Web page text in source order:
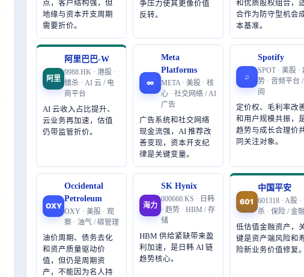
点，客户结构强，但
地缘与资本开支周期
需要折价。
争压力使其更像价值
反转。
和优质股权组合，
合作为防守型机会
本基准。
阿里
阿里巴巴-W
9988.HK · 港股 ·
错杀 · AI 云 / 电
商平台
AI 云收入占比提升、
云业务再加速，估值
仍带监管折价。
∞
Meta
Platforms
META · 美股 · 核
心 · 社交网络 / AI
广告
广告系统和社交网络
现金流强，AI 推荐改
善变现，资本开支纪
律是关键变量。
♫
Spotify
SPOT · 美股 ·
势 · 音频平台 /
阅
定价权、毛利率改
和用户规模共振，
趋势与成长合理价
同关注对象。
OXY
Occidental
Petroleum
OXY · 美股 · 观
察 · 油气 / 碳管理
油价周期、债务去化
和资产质量驱动价
值，但仍是周期资
产，不能因为名人持
海力
SK Hynix
000660.KS · 日韩
· 趋势 · HBM / 存
储
HBM 供给紧缺带来盈
利加速，是日韩 AI 链
趋势核心。
601
中国平安
601318 · A股 ·
杀 · 保险 / 金
低估值金融资产，
键是资产端风险和
险新业务价值修复。